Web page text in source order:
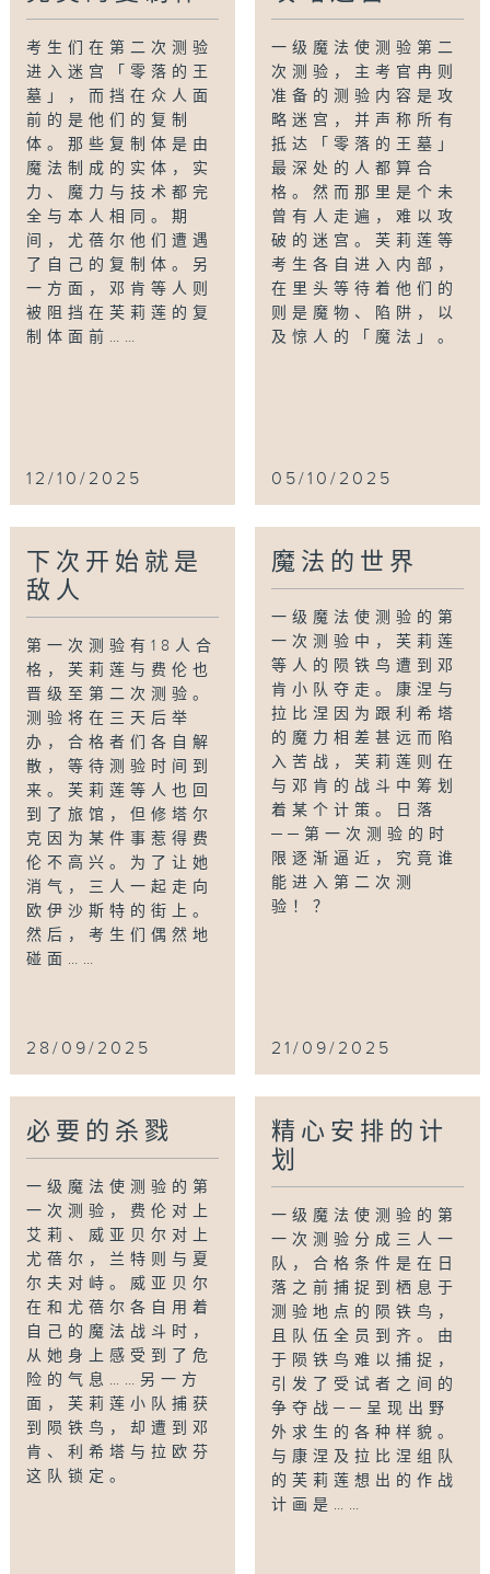
考生们在第二次测验
进入迷宫「零落的王
墓」，而挡在众人面
前的是他们的复制
体。那些复制体是由
魔法制成的实体，实
力、魔力与技术都完
全与本人相同。期
间，尤蓓尔他们遭遇
了自己的复制体。另
一方面，邓肯等人则
被阻挡在芙莉莲的复
制体面前……
12/10/2025
一级魔法使测验第二
次测验，主考官冉则
准备的测验内容是攻
略迷宫，并声称所有
抵达「零落的王墓」
最深处的人都算合
格。然而那里是个未
曾有人走遍，难以攻
破的迷宫。芙莉莲等
考生各自进入内部，
在里头等待着他们的
则是魔物、陷阱，以
及惊人的「魔法」。
05/10/2025
下次开始就是
敌人
第一次测验有18人合
格，芙莉莲与费伦也
晋级至第二次测验。
测验将在三天后举
办，合格者们各自解
散，等待测验时间到
来。芙莉莲等人也回
到了旅馆，但修塔尔
克因为某件事惹得费
伦不高兴。为了让她
消气，三人一起走向
欧伊沙斯特的街上。
然后，考生们偶然地
碰面……
28/09/2025
魔法的世界
一级魔法使测验的第
一次测验中，芙莉莲
等人的陨铁鸟遭到邓
肯小队夺走。康涅与
拉比涅因为跟利希塔
的魔力相差甚远而陷
入苦战，芙莉莲则在
与邓肯的战斗中筹划
着某个计策。日落
──第一次测验的时
限逐渐逼近，究竟谁
能进入第二次测
验！？
21/09/2025
必要的杀戮
一级魔法使测验的第
一次测验，费伦对上
艾莉、威亚贝尔对上
尤蓓尔，兰特则与夏
尔夫对峙。威亚贝尔
在和尤蓓尔各自用着
自己的魔法战斗时，
从她身上感受到了危
险的气息……另一方
面，芙莉莲小队捕获
到陨铁鸟，却遭到邓
肯、利希塔与拉欧芬
这队锁定。
精心安排的计
划
一级魔法使测验的第
一次测验分成三人一
队，合格条件是在日
落之前捕捉到栖息于
测验地点的陨铁鸟，
且队伍全员到齐。由
于陨铁鸟难以捕捉，
引发了受试者之间的
争夺战──呈现出野
外求生的各种样貌。
与康涅及拉比涅组队
的芙莉莲想出的作战
计画是……